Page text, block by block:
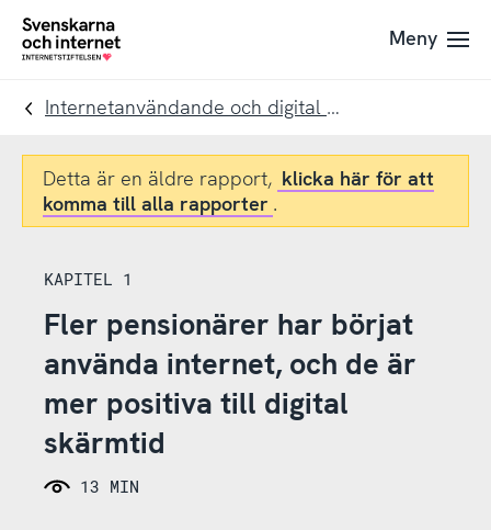
Till
navigation
Till
innehåll
To
Meny
Internetanvändande och digital skärmtid
Detta är en äldre rapport, klicka här för att
komma till alla rapporter .
KAPITEL 1
Fler pensionärer har börjat
använda internet, och de är
mer positiva till digital
skärmtid
13 MIN